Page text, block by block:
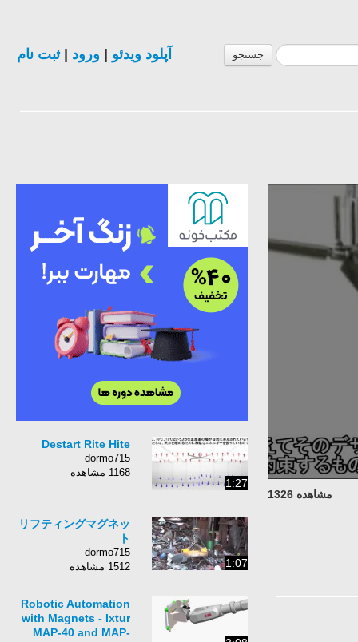
جستجو آپلود ویدئو ورود |ثبت نام
مشاهده 1326
1:27
Destart Rite Hite
dormo715
1168 مشاهده
1:07
リフティングマグネッ
ト
dormo715
1512 مشاهده
Robotic Automation
with Magnets - Ixtur
MAP-40 and MAP-